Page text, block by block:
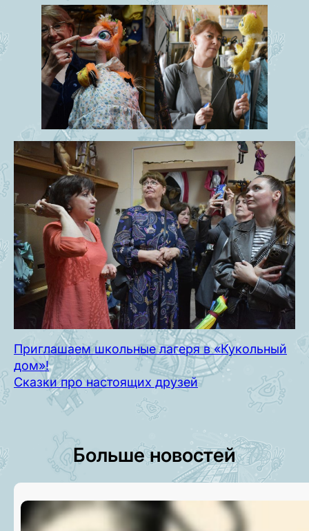
Приглашаем школьные лагеря в «Кукольный
дом»!
Сказки про настоящих друзей
Больше новостей